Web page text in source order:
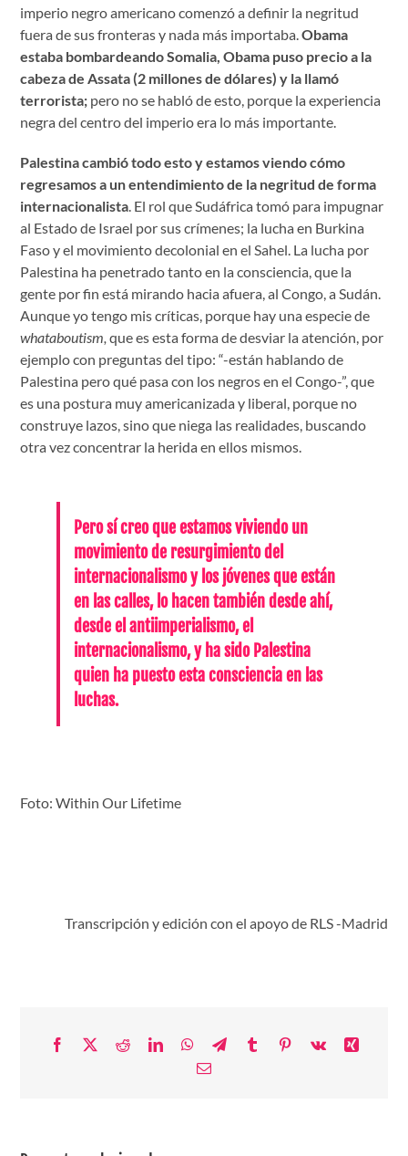
imperio negro americano comenzó a definir la negritud
fuera de sus fronteras y nada más importaba.Obama
estaba bombardeando Somalia, Obama puso precio a la
cabeza de Assata (2 millones de dólares) y la llamó
terrorista; pero no se habló de esto, porque la experiencia
negra del centro del imperio era lo más importante.
Palestina cambió todo esto y estamos viendo cómo
regresamos a un entendimiento de la negritud de forma
internacionalista . El rol que Sudáfrica tomó para impugnar
al Estado de Israel por sus crímenes; la lucha en Burkina
Faso y el movimiento decolonial en el Sahel. La lucha por
Palestina ha penetrado tanto en la consciencia, que la
gente por fin está mirando hacia afuera, al Congo, a Sudán.
Aunque yo tengo mis críticas, porque hay una especie de
whataboutism,que es esta forma de desviar la atención, por
ejemplo con preguntas del tipo: “-están hablando de
Palestina pero qué pasa con los negros en el Congo-”, que
es una postura muy americanizada y liberal, porque no
construye lazos, sino que niega las realidades, buscando
otra vez concentrar la herida en ellos mismos.
Pero sí creo que estamos viviendo un
movimiento de resurgimiento del
internacionalismo y los jóvenes que están
en las calles, lo hacen también desde ahí,
desde el antiimperialismo, el
internacionalismo, y ha sido Palestina
quien ha puesto esta consciencia en las
luchas.
Foto: Within Our Lifetime
Transcripción y edición con el apoyo de RLS -Madrid
Facebook
X RedditLinkedInWhatsApp
TelegramTumblrPinterest
Vk
Xing
Correo